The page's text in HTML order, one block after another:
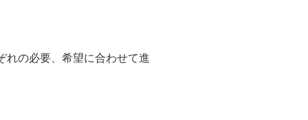
れの必要、希望に合わせて進